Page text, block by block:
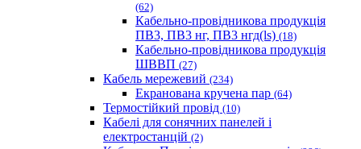
(62)
Кабельно-провідникова продукція
ПВ3, ПВ3 нг, ПВ3 нгд(ls) (18)
Кабельно-провідникова продукція
ШВВП (27)
Кабель мережевий (234)
Екранована кручена пар (64)
Термостійкий провід (10)
Кабелі для сонячних панелей і
електростанцій (2)